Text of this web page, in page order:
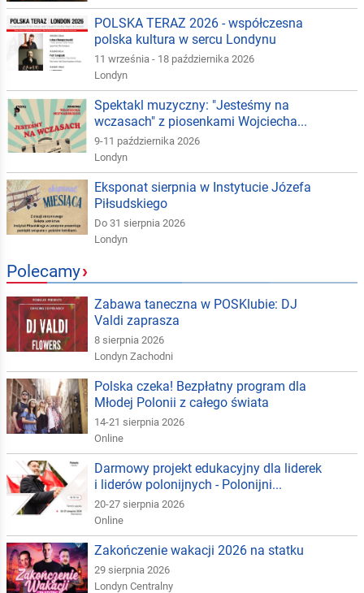
POLSKA TERAZ 2026 - współczesna
polska kultura w sercu Londynu
11 września - 18 października 2026
Londyn
Spektakl muzyczny: "Jesteśmy na
wczasach" z piosenkami Wojciecha...
9-11 października 2026
Londyn
Eksponat sierpnia w Instytucie Józefa
Piłsudskiego
Do 31 sierpnia 2026
Londyn
Polecamy›
Zabawa taneczna w POSKlubie: DJ
Valdi zaprasza
8 sierpnia 2026
Londyn Zachodni
Polska czeka! Bezpłatny program dla
Młodej Polonii z całego świata
14-21 sierpnia 2026
Online
Darmowy projekt edukacyjny dla liderek
i liderów polonijnych - Polonijni...
20-27 sierpnia 2026
Online
Zakończenie wakacji 2026 na statku
29 sierpnia 2026
Londyn Centralny